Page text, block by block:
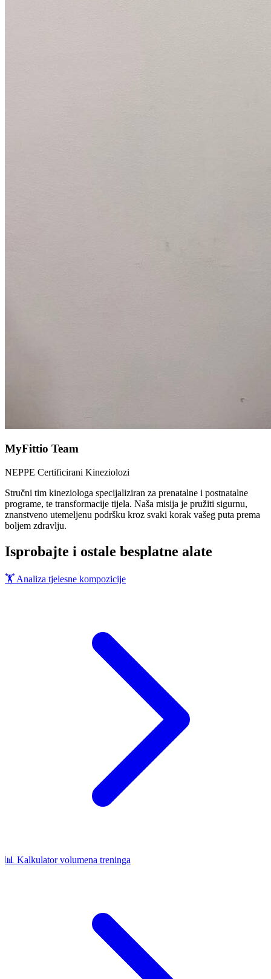
MyFittio Team
NEPPE Certificirani Kineziolozi
Stručni tim kineziologa specijaliziran za prenatalne i postnatalne
programe, te transformacije tijela. Naša misija je pružiti sigurnu,
znanstveno utemeljenu podršku kroz svaki korak vašeg puta prema
boljem zdravlju.
Isprobajte i ostale besplatne alate
🏋️ Analiza tjelesne kompozicije
📊 Kalkulator volumena treninga